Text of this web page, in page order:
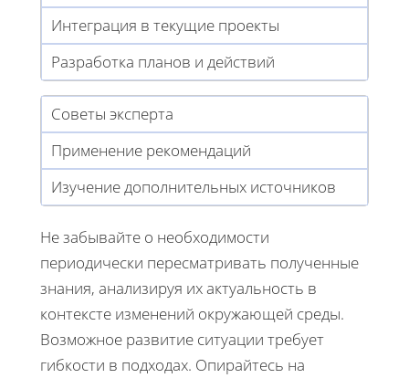
Интеграция в текущие проекты
Разработка планов и действий
Советы эксперта
Применение рекомендаций
Изучение дополнительных источников
Не забывайте о необходимости
периодически пересматривать полученные
знания, анализируя их актуальность в
контексте изменений окружающей среды.
Возможное развитие ситуации требует
гибкости в подходах. Опирайтесь на